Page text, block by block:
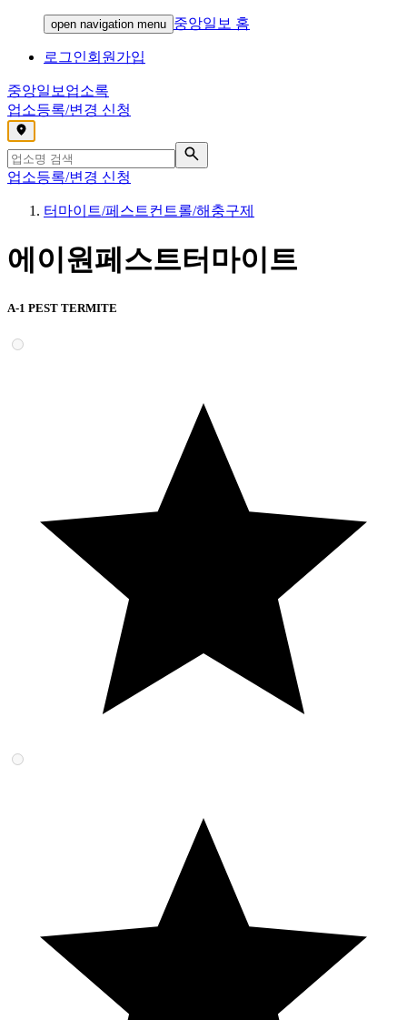
open navigation menu 중앙일보 홈
로그인회원가입
중앙일보 업소록
업소등록/변경 신청
,
업소등록/변경 신청
터마이트/페스트컨트롤/해충구제
에이원페스트터마이트
A-1 PEST TERMITE